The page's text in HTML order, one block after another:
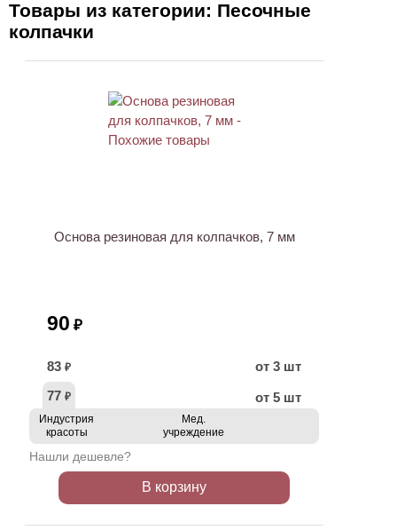
Товары из категории: Песочные
колпачки
Основа резиновая для колпачков, 7 мм
90 ₽
83 ₽
от 3 шт
77 ₽ от 5 шт
Индустрия
красоты
Мед.
учреждение
Нашли дешевле?
В корзину